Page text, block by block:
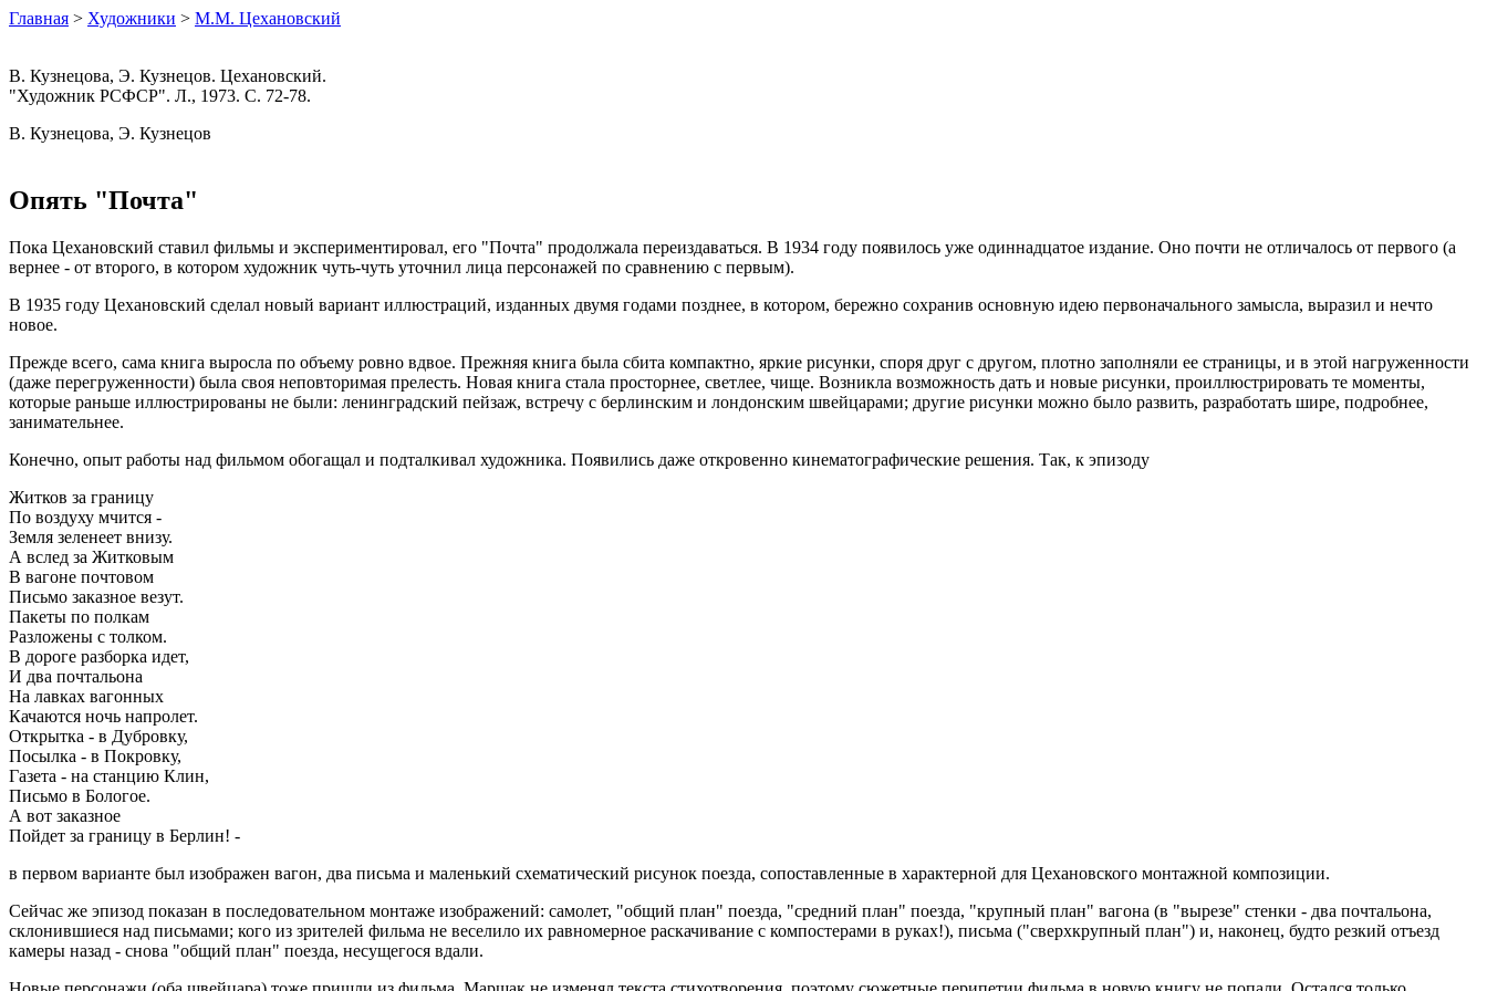
Главная > Художники > М.М. Цехановский
В. Кузнецова, Э. Кузнецов. Цехановский.
"Художник РСФСР". Л., 1973. С. 72-78.
В. Кузнецова, Э. Кузнецов
Опять "Почта"
Пока Цехановский ставил фильмы и экспериментировал, его "Почта" продолжала переиздаваться. В 1934 году появилось уже одиннадцатое издание. Оно почти не отличалось от первого (а
вернее - от второго, в котором художник чуть-чуть уточнил лица персонажей по сравнению с первым).
В 1935 году Цехановский сделал новый вариант иллюстраций, изданных двумя годами позднее, в котором, бережно сохранив основную идею первоначального замысла, выразил и нечто
новое.
Прежде всего, сама книга выросла по объему ровно вдвое. Прежняя книга была сбита компактно, яркие рисунки, споря друг с другом, плотно заполняли ее страницы, и в этой нагруженности
(даже перегруженности) была своя неповторимая прелесть. Новая книга стала просторнее, светлее, чище. Возникла возможность дать и новые рисунки, проиллюстрировать те моменты,
которые раньше иллюстрированы не были: ленинградский пейзаж, встречу с берлинским и лондонским швейцарами; другие рисунки можно было развить, разработать шире, подробнее,
занимательнее.
Конечно, опыт работы над фильмом обогащал и подталкивал художника. Появились даже откровенно кинематографические решения. Так, к эпизоду
Житков за границу
По воздуху мчится -
Земля зеленеет внизу.
А вслед за Житковым
В вагоне почтовом
Письмо заказное везут.
Пакеты по полкам
Разложены с толком.
В дороге разборка идет,
И два почтальона
На лавках вагонных
Качаются ночь напролет.
Открытка - в Дубровку,
Посылка - в Покровку,
Газета - на станцию Клин,
Письмо в Бологое.
А вот заказное
Пойдет за границу в Берлин! -
в первом варианте был изображен вагон, два письма и маленький схематический рисунок поезда, сопоставленные в характерной для Цехановского монтажной композиции.
Сейчас же эпизод показан в последовательном монтаже изображений: самолет, "общий план" поезда, "средний план" поезда, "крупный план" вагона (в "вырезе" стенки - два почтальона,
склонившиеся над письмами; кого из зрителей фильма не веселило их равномерное раскачивание с компостерами в руках!), письма ("сверхкрупный план") и, наконец, будто резкий отъезд
камеры назад - снова "общий план" поезда, несущегося вдали.